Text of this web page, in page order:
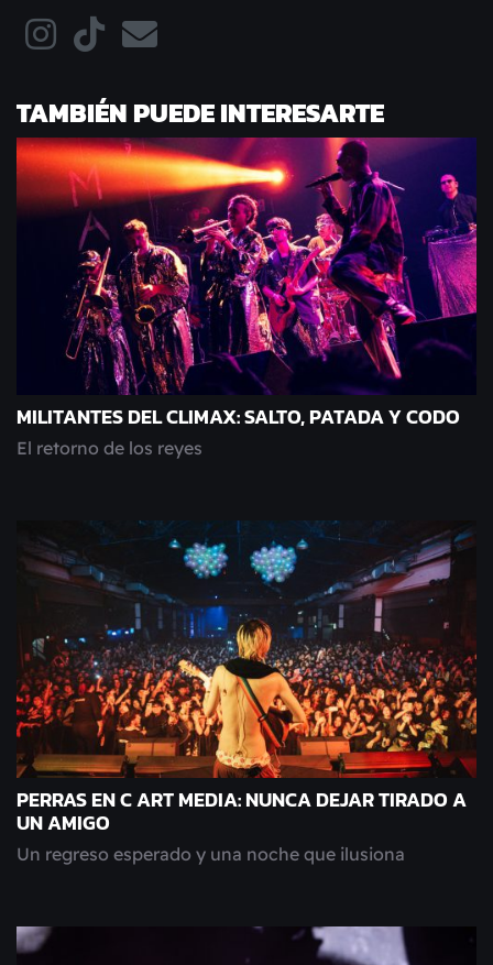
TAMBIÉN PUEDE INTERESARTE
MILITANTES DEL CLIMAX: SALTO, PATADA Y CODO
El retorno de los reyes
PERRAS EN C ART MEDIA: NUNCA DEJAR TIRADO A
UN AMIGO
Un regreso esperado y una noche que ilusiona